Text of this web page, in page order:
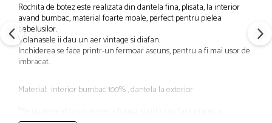
Rochita de botez este realizata din dantela fina, plisata, la interior
avand bumbac, material foarte moale, perfect pentru pielea
bebelusilor.
Volanasele ii dau un aer vintage si diafan.
Inchiderea se face printr-un fermoar ascuns, pentru a fi mai usor de
imbracat.
Material: interior bumbac 100% , dantela la exterior